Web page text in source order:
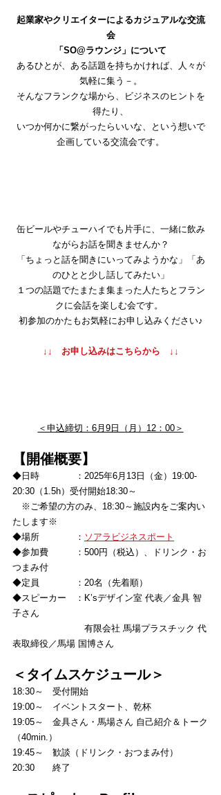
起業家やクリエイターによるカジュアルな交流
会
「SO@ラウンジ」について
あるひとが、ある話題を持ちかければ、人々が
気軽に集う－。
そんなフランクな場から、ビジネスのヒントを
得たり、
いつか何かに繋がったらいいな、という想いで
企画している交流会です。
缶ビールやチューハイでも片手に、一緒に飲み
ながらお話を聞きませんか？
「ちょっと話を聞きにいってみようかな」「あ
のひとと少し話してみたい」
１つの話題でたまたま集まった人たちとフラン
クに会話を楽しむ会です。
初参加のかたもお気軽にお申し込みください♪
↓↓　お申し込みはこちらから　↓↓
＜申込締切：6月9日（月）12：00＞
【開催概要】
◆日時　　　　：2025年6月13日（金）19:00-
20:30（1.5h）受付開始18:30～
※ご希望の方のみ、18:30～施設内をご案内い
たします※
◆場所　　　　： ソアラビジネスポート
◆参加費　　　：500円（税込）、ドリンク・お
つまみ付
◆定員　　　　：20名（先着順）
◆スピーカー　：K’sデザイン室 代表／金具 智
子さん
有限会社 馬場プラスチック 代
表取締役／馬場 国博さん
＜タイムスケジュール＞
18:30～　受付開始
19:00～　イベントスタート、乾杯
19:05～　金具さん・馬場さん 自己紹介＆トーク
（40min.）
19:45～　歓談（ドリンク・おつまみ付）
20:30　　終了